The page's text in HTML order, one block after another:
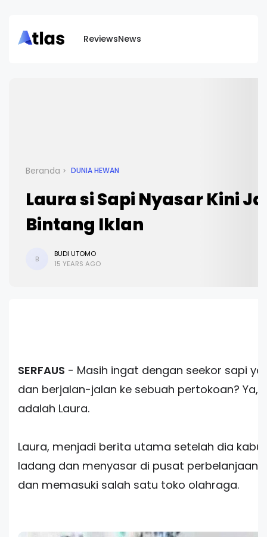
ReviewsNews
Beranda DUNIA HEWAN
Laura si Sapi Nyasar Kini
Bintang Iklan
B
BUDI UTOMO
15 YEARS AGO
SERFAUS - Masih ingat dengan seekor sapi
dan berjalan-jalan ke sebuah pertokoan? Ya,
adalah Laura.
Laura, menjadi berita utama setelah dia
ladang dan menyasar di pusat perbelanjaan
dan memasuki salah satu toko olahraga.